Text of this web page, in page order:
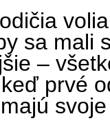
sa mali
–
prvé